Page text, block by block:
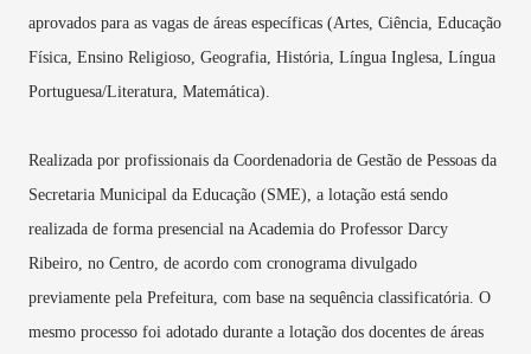
aprovados para as vagas de áreas específicas (Artes, Ciência, Educação
Física, Ensino Religioso, Geografia, História, Língua Inglesa, Língua
Portuguesa/Literatura, Matemática).
Realizada por profissionais da Coordenadoria de Gestão de Pessoas da
Secretaria Municipal da Educação (SME), a lotação está sendo
realizada de forma presencial na Academia do Professor Darcy
Ribeiro, no Centro, de acordo com cronograma divulgado
previamente pela Prefeitura, com base na sequência classificatória. O
mesmo processo foi adotado durante a lotação dos docentes de áreas